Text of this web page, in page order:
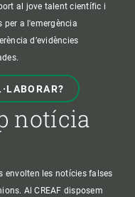
al jove talent científic i
per a l'emergència
d’evidències
notícia
envolten les notícies falses
Al CREAF disposem